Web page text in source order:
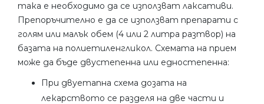
така е необходимо да се използват лаксативи.
Препоръчително е да се използват препарати с
голям или малък обем (4 или 2 литра разтвор) на
базата на полиетиленгликол. Схемата на прием
може да бъде двустепенна или едностепенна:
При двуетапна схема дозата на
лекарството се разделя на две части и